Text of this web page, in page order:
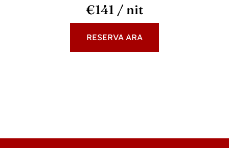
€141 / nit
RESERVA ARA